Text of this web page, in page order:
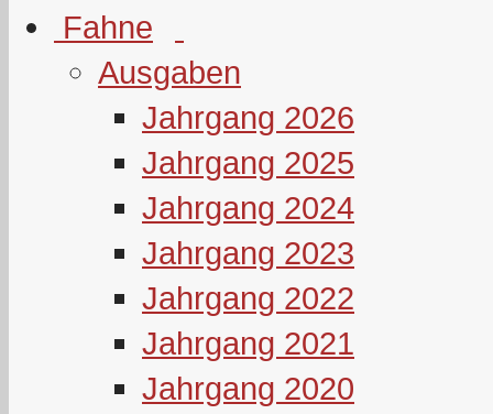
Ausgaben
Jahrgang 2026
Jahrgang 2025
Jahrgang 2024
Jahrgang 2023
Jahrgang 2022
Jahrgang 2021
Jahrgang 2020